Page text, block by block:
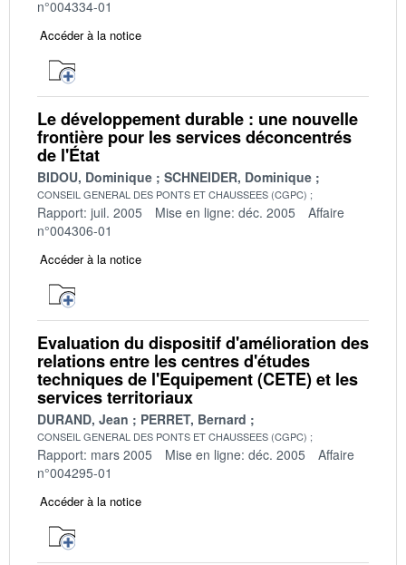
n°004334-01
Accéder à la notice
Le développement durable : une nouvelle
frontière pour les services déconcentrés
de l'État
BIDOU, Dominique SCHNEIDER, Dominique
CONSEIL GENERAL DES PONTS ET CHAUSSEES (CGPC)
Rapport: juil. 2005 Mise en ligne: déc. 2005
Affaire
n°004306-01
Accéder à la notice
Evaluation du dispositif d'amélioration des
relations entre les centres d'études
techniques de l'Equipement (CETE) et les
services territoriaux
DURAND, Jean PERRET, Bernard
CONSEIL GENERAL DES PONTS ET CHAUSSEES (CGPC)
Rapport: mars 2005 Mise en ligne: déc. 2005
Affaire
n°004295-01
Accéder à la notice